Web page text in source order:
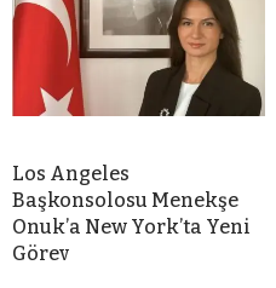
Los Angeles
Başkonsolosu Menekşe
Onuk’a New York’ta Yeni
Görev